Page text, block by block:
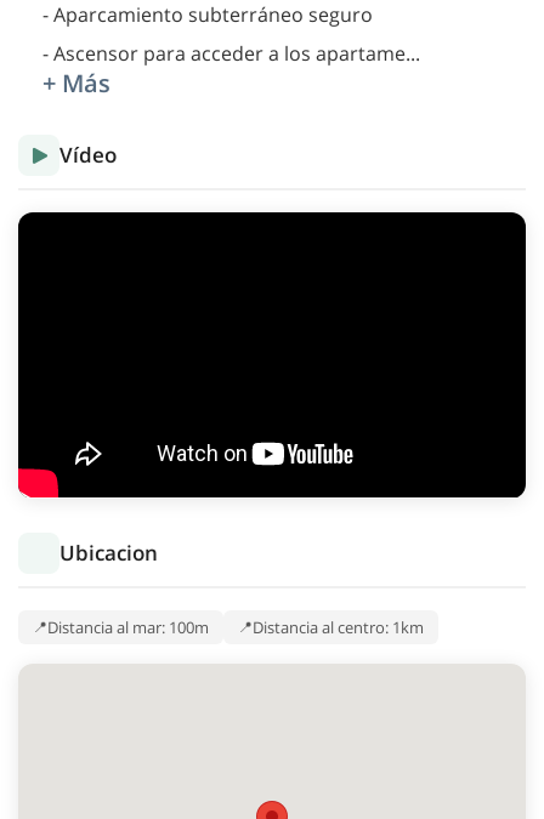
- Aparcamiento subterráneo seguro
- Ascensor para acceder a los apartame...
+ Más
Vídeo
Ubicacion
Distancia al mar: 100m Distancia al centro: 1km